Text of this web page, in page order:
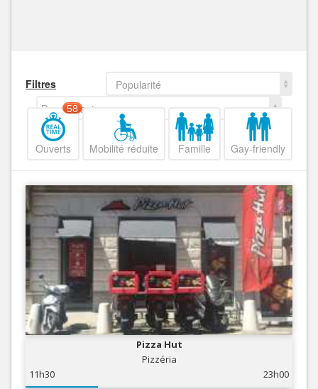
Filtres
Popularité
Decroissant
Ouverts
58
Mobilité réduite Famille Gay-friendly
Pizza Hut
Pizzéria
11h30
23h00